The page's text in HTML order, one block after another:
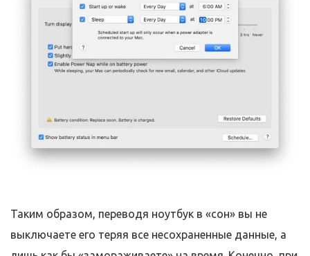
Таким образом, переводя ноутбук в «сон» вы не
выключаете его теряя все несохраненные данные, а